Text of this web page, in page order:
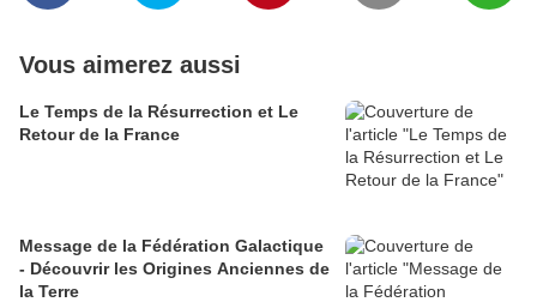
Vous aimerez aussi
Le Temps de la Résurrection et Le
Retour de la France
Message de la Fédération Galactique
- Découvrir les Origines Anciennes de
la Terre